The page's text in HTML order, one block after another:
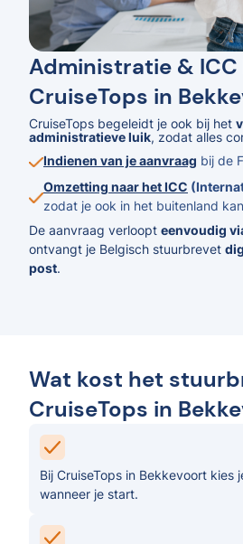
Administratie &
CruiseTops in
CruiseTops begeleidt je ook bij het
administratieve luik, zodat alles
Indienen van je aanvraag bij de
Omzetting naar het ICC
zodat je ook in het buitenland
De aanvraag verloopt eenvoudig
ontvangt je Belgisch stuurbrevet
post.
Wat kost het
CruiseTops in
Bij CruiseTops in Bekkevoort kies
wanneer je start.